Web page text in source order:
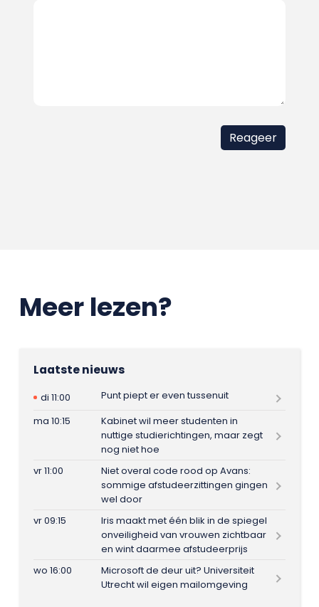
Meer lezen?
Laatste nieuws
di 11:00
Punt piept er even tussenuit
ma 10:15
Kabinet wil meer studenten in
nuttige studierichtingen, maar zegt
nog niet hoe
vr 11:00
Niet overal code rood op Avans:
sommige afstudeerzittingen gingen
wel door
vr 09:15
Iris maakt met één blik in de spiegel
onveiligheid van vrouwen zichtbaar
en wint daarmee afstudeerprijs
wo 16:00
Microsoft de deur uit? Universiteit
Utrecht wil eigen mailomgeving